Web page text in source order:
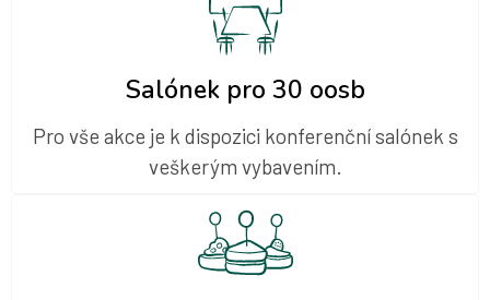
Salónek pro 30 oosb
Pro vše akce je k dispozici konferenční salónek s
veškerým vybavením.